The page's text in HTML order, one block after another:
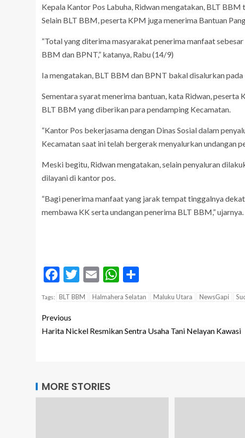
Kepala Kantor Pos Labuha, Ridwan mengatakan, BLT
Selain BLT BBM, peserta KPM juga menerima Bantuan
“Total yang diterima masyarakat penerima manfaat
BBM dan BPNT,” katanya, Rabu (14/9)
Ia mengatakan, BLT BBM dan BPNT bakal disalurkan
Sementara syarat menerima bantuan, kata Ridwan,
BLT BBM yang diberikan para pendamping Kecamatan.
“Kantor Pos bekerjasama dengan Dinas Sosial dalam
Kecamatan saat ini telah bergerak menyalurkan undangan
Meski begitu, Ridwan mengatakan, selain penyaluran
dilayani di kantor pos.
“Bagi penerima manfaat yang jarak tempat tinggalnya
membawa KK serta undangan penerima BLT BBM,” ujarnya.
Facebook
Twitter
EmailWhatsApp
Tags: BLT BBM Halmahera Selatan Maluku Utara NewsGapi
Previous
Harita Nickel Resmikan Sentra Usaha Tani Nelayan Kawasi
MORE STORIES